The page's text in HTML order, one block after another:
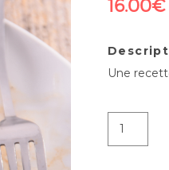
16.00€
Une
quantité
de
Magret
de